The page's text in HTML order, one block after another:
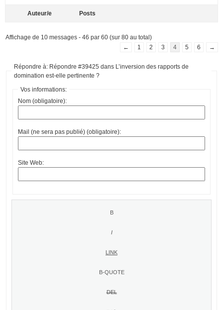
Auteur/e Posts
Affichage de 10 messages - 46 par 60 (sur 80 au total)
←
1 2 3 4 5 6 →
Répondre à: Répondre #39425 dans L’inversion des rapports de
domination est-elle pertinente ?
Vos informations:
Nom (obligatoire):
Mail (ne sera pas publié) (obligatoire):
Site Web: